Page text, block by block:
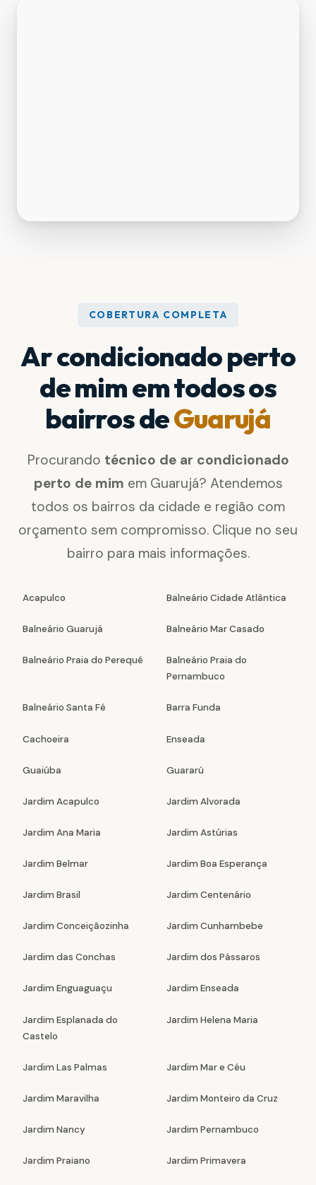
COBERTURA COMPLETA
Ar condicionado perto
de mim em todos os
bairros deGuarujá
Procurando técnico de ar condicionado
perto de mim em Guarujá? Atendemos
todos os bairros da cidade e região com
orçamento sem compromisso. Clique no seu
bairro para mais informações.
Acapulco Balneário Cidade Atlântica
Balneário Guarujá Balneário Mar Casado
Balneário Praia do Perequê
Balneário Praia do
Pernambuco
Balneário Santa Fé Barra Funda
Cachoeira Enseada
Guaiúba Guararú
Jardim Acapulco Jardim Alvorada
Jardim Ana Maria Jardim Astúrias
Jardim Belmar Jardim Boa Esperança
Jardim Brasil Jardim Centenário
Jardim Conceiçãozinha Jardim Cunhambebe
Jardim das Conchas Jardim dos Pássaros
Jardim Enguaguaçu Jardim Enseada
Jardim Esplanada do
Castelo
Jardim Helena Maria
Jardim Las Palmas Jardim Mar e Céu
Jardim Maravilha Jardim Monteiro da Cruz
Jardim Nancy Jardim Pernambuco
Jardim Praiano Jardim Primavera